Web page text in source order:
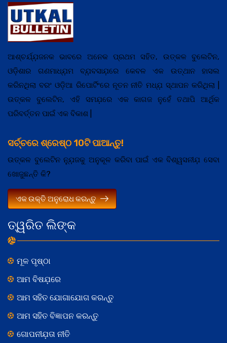
ତ୍ୱରିତ ଲିଙ୍କ
ମୂଳ ପୃଷ୍ଠା
ଆମ ବିଷଯ଼ରେ
ଆମ ସହିତ ଯୋଗାଯୋଗ କରନ୍ତୁ
ଆମ ସହିତ ବିଜ୍ଞାପନ କରନ୍ତୁ
ଗୋପନୀଯ଼ତା ନୀତି
ଆଶ୍ଚର୍ଯ୍ଯ଼ଜନକ ଭାବରେ ଅନେକ ପ୍ରଥମ ସହିତ, ଉତ୍କଳ ବୁଲେଟିନ,
ଓଡ଼ିଶାର ଗଣମାଧ୍ଯ଼ମ ବ୍ଯ଼ବସାଯ଼ରେ କେବଳ ଏକ ଉତ୍ଥାନ ହାସଲ
କରିନଥିଲା ବରଂ ଓଡ଼ିଆ ରିପୋର୍ଟିଂରେ ନୂତନ ନୀତି ମଧ୍ଯ଼ ସ୍ଥାପନ କରିଥିଲା |
ଉତ୍କଳ ବୁଲେଟିନ, ଏହି ସମଯ଼ରେ ଏକ କାଗଜ ନୁହେଁ ତଥାପି ଆର୍ଥିକ
ପରିବର୍ତ୍ତନ ପାଇଁ ଏକ ବିକାଶ |
ସର୍ଚ୍ଚରେ ଶ୍ରେଷ୍ଠ 10ଟି ପାଆନ୍ତୁ!
ଉତ୍କଳ ବୁଲେଟିନ ନ୍ଯ଼ୁଜକୁ ଅନୁକୂଳ କରିବା ପାଇଁ ଏକ ବିଶ୍ୱସନୀଯ଼ ସେବା
ଖୋଜୁଛନ୍ତି କି?
ଏକ ଉକ୍ତି ଅନୁରୋଧ କରନ୍ତୁ